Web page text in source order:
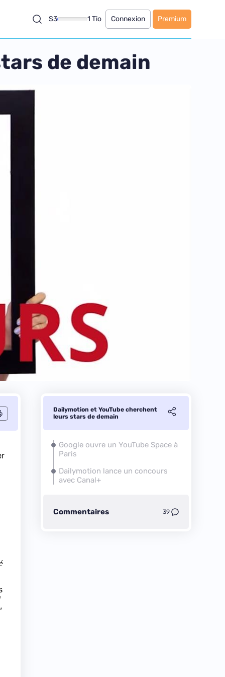
S3 1 Tio Connexion Premium
de demain
Dailymotion et YouTube cherchent
leurs stars de demain
Google ouvre un YouTube Space à
Paris
Dailymotion lance un concours
avec Canal+
Commentaires 39